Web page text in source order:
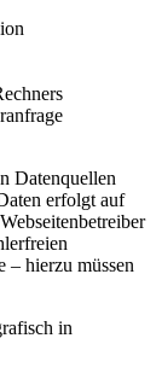
Datenquellen
erfolgt auf
– hierzu müssen
in